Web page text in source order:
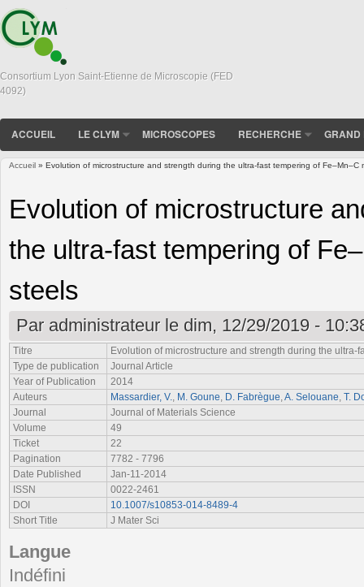
Consortium Lyon Saint-Etienne de Microscopie (FED
4092)
ACCUEIL LE CLYM MICROSCOPES RECHERCHE GRAND
Accueil » Evolution of microstructure and strength during the ultra-fast tempering of Fe–Mn–C
Evolution of microstructure
the ultra-fast tempering of
steels
Par administrateurle dim, 12/29/2019 -
Titre
Evolution of microstructure and strength during the ultra-
Type de publication
Journal Article
Year of Publication
2014
Auteurs
Massardier, V. M. Goune D. Fabrègue A. Selouane T.
Journal
Journal of Materials Science
Volume
49
Ticket
22
Pagination
7782 - 7796
Date Published
Jan-11-2014
ISSN
0022-2461
DOI
10.1007/s10853-014-8489-4
Short Title
J Mater Sci
Langue
Indéfini